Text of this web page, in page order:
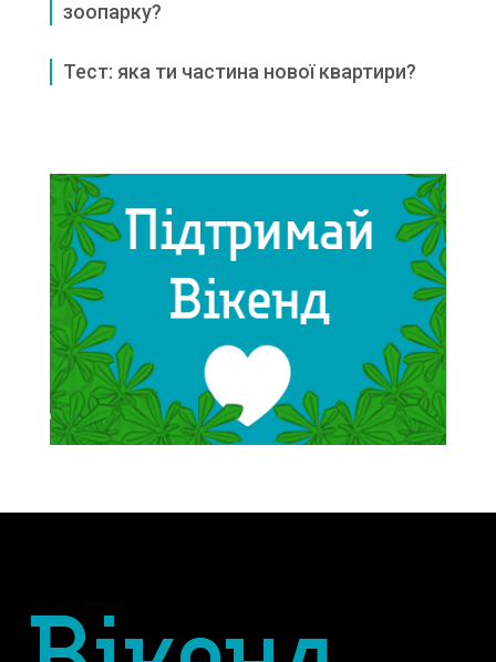
зоопарку?
Тест: яка ти частина нової квартири?